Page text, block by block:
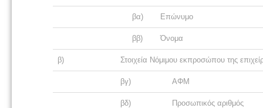
βα) Επώνυμο
ββ) Όνομα
β) Στοιχεία Νόμιμου εκπροσώπου της
βγ) ΑΦΜ
βδ) Προσωπικός αριθμός